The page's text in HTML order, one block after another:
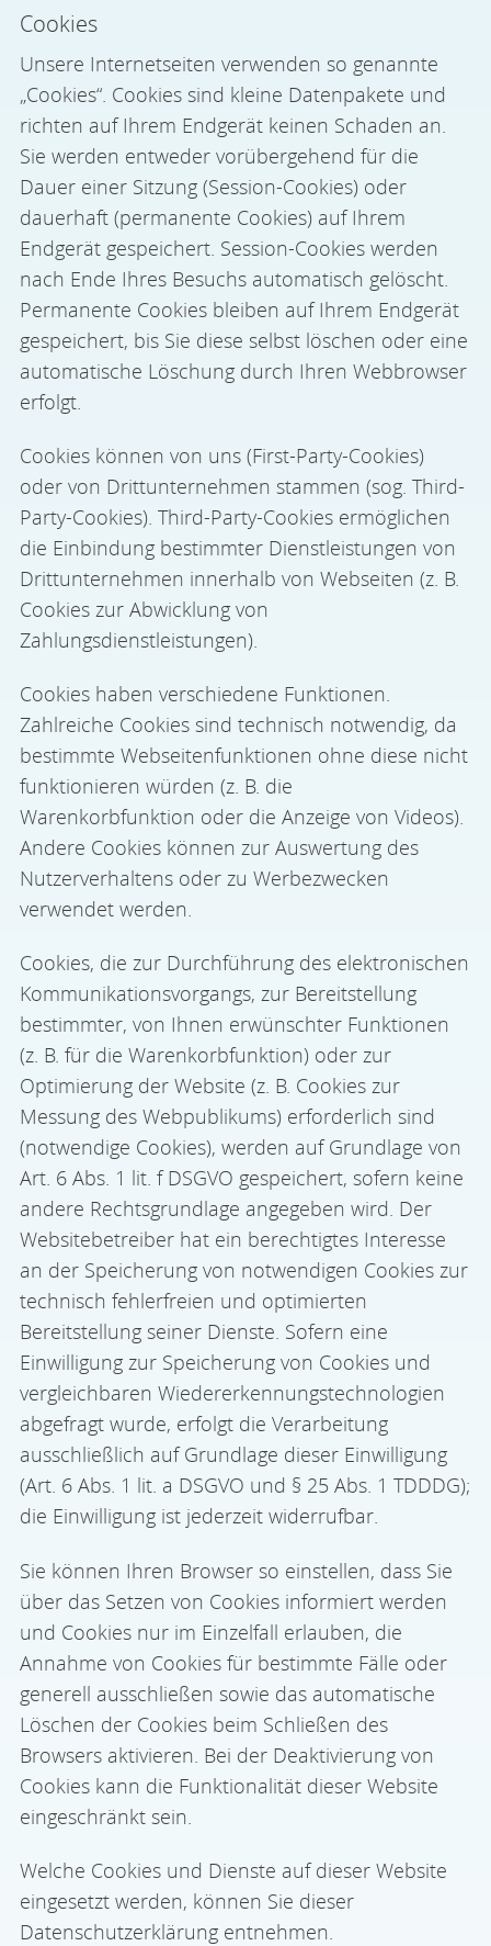
Cookies
Unsere Internetseiten verwenden so genannte
„Cookies“. Cookies sind kleine Datenpakete und
richten auf Ihrem Endgerät keinen Schaden an.
Sie werden entweder vorübergehend für die
Dauer einer Sitzung (Session-Cookies) oder
dauerhaft (permanente Cookies) auf Ihrem
Endgerät gespeichert. Session-Cookies werden
nach Ende Ihres Besuchs automatisch gelöscht.
Permanente Cookies bleiben auf Ihrem Endgerät
gespeichert, bis Sie diese selbst löschen oder eine
automatische Löschung durch Ihren Webbrowser
erfolgt.
Cookies können von uns (First-Party-Cookies)
oder von Drittunternehmen stammen (sog. Third-
Party-Cookies). Third-Party-Cookies ermöglichen
die Einbindung bestimmter Dienstleistungen von
Drittunternehmen innerhalb von Webseiten (z. B.
Cookies zur Abwicklung von
Zahlungsdienstleistungen).
Cookies haben verschiedene Funktionen.
Zahlreiche Cookies sind technisch notwendig, da
bestimmte Webseitenfunktionen ohne diese nicht
funktionieren würden (z. B. die
Warenkorbfunktion oder die Anzeige von Videos).
Andere Cookies können zur Auswertung des
Nutzerverhaltens oder zu Werbezwecken
verwendet werden.
Cookies, die zur Durchführung des elektronischen
Kommunikationsvorgangs, zur Bereitstellung
bestimmter, von Ihnen erwünschter Funktionen
(z. B. für die Warenkorbfunktion) oder zur
Optimierung der Website (z. B. Cookies zur
Messung des Webpublikums) erforderlich sind
(notwendige Cookies), werden auf Grundlage von
Art. 6 Abs. 1 lit. f DSGVO gespeichert, sofern keine
andere Rechtsgrundlage angegeben wird. Der
Websitebetreiber hat ein berechtigtes Interesse
an der Speicherung von notwendigen Cookies zur
technisch fehlerfreien und optimierten
Bereitstellung seiner Dienste. Sofern eine
Einwilligung zur Speicherung von Cookies und
vergleichbaren Wiedererkennungstechnologien
abgefragt wurde, erfolgt die Verarbeitung
ausschließlich auf Grundlage dieser Einwilligung
(Art. 6 Abs. 1 lit. a DSGVO und § 25 Abs. 1 TDDDG);
die Einwilligung ist jederzeit widerrufbar.
Sie können Ihren Browser so einstellen, dass Sie
über das Setzen von Cookies informiert werden
und Cookies nur im Einzelfall erlauben, die
Annahme von Cookies für bestimmte Fälle oder
generell ausschließen sowie das automatische
Löschen der Cookies beim Schließen des
Browsers aktivieren. Bei der Deaktivierung von
Cookies kann die Funktionalität dieser Website
eingeschränkt sein.
Welche Cookies und Dienste auf dieser Website
eingesetzt werden, können Sie dieser
Datenschutzerklärung entnehmen.